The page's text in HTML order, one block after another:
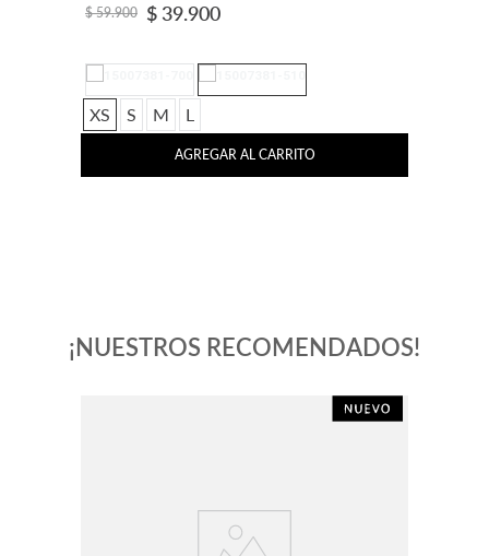
$ 59.900 $ 39.900
XS S M L
AGREGAR AL CARRITO
¡NUESTROS RECOMENDADOS!